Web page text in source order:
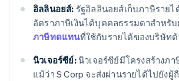
อิลลินอยส์: รัฐอิลลินอยส์เก็บภาษีรายไ
อัตราภาษีเงินได้บุคคลธรรมดาสำหรั
ภาษีทดแทนที่ใช้กับรายได้ของบริษัทด้
นิวเจอร์ซีย์:นิวเจอร์ซีย์มีโครงสร้างภ
แม้ว่า S Corp จะส่งผ่านรายได้ไปยัง